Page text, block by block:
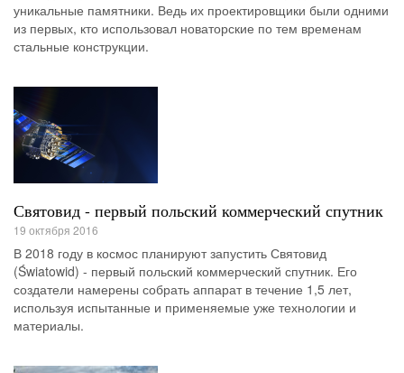
уникальные памятники. Ведь их проектировщики были одними
из первых, кто использовал новаторские по тем временам
стальные конструкции.
Святовид - первый польский коммерческий спутник
19 октября 2016
В 2018 году в космос планируют запустить Святовид
(Światowid) - первый польский коммерческий спутник. Его
создатели намерены собрать аппарат в течение 1,5 лет,
используя испытанные и применяемые уже технологии и
материалы.